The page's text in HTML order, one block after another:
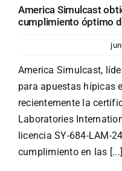
America Simulcast
cumplimiento óptimo
America Simulcast,
para apuestas hípicas
recientemente la
Laboratories
licencia SY-684-LAM-
cumplimiento en las [...]